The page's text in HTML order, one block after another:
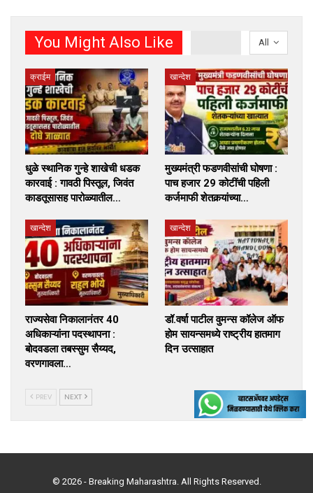
All
You Might Also Like
क्राईम
धुळे स्थानिक गुन्हे शाखेची धडक
कारवाई : गावठी पिस्तूल, जिवंत
काडतूसासह पारोळ्यातील…
खान्देश
मुख्यमंत्री फडणवीसांची घोषणा :
पाच हजार 29 कोटींची पहिली
कर्जमाफी शेतकर्‍यांच्या…
खान्देश
राज्यसेवा निकालानंतर 40
अधिकाऱ्यांना पदस्थापना :
बोदवडला तबस्सुम सैय्यद,
वरणगावला…
खान्देश
डॉ.वर्षा पाटील वुमन्स कॉलेज ऑफ
होम सायन्समध्ये राष्ट्रीय हातमाग
दिन उत्साहात
PREV NEXT
© 2026 - Breaking Maharashtra. All Rights Reserved.